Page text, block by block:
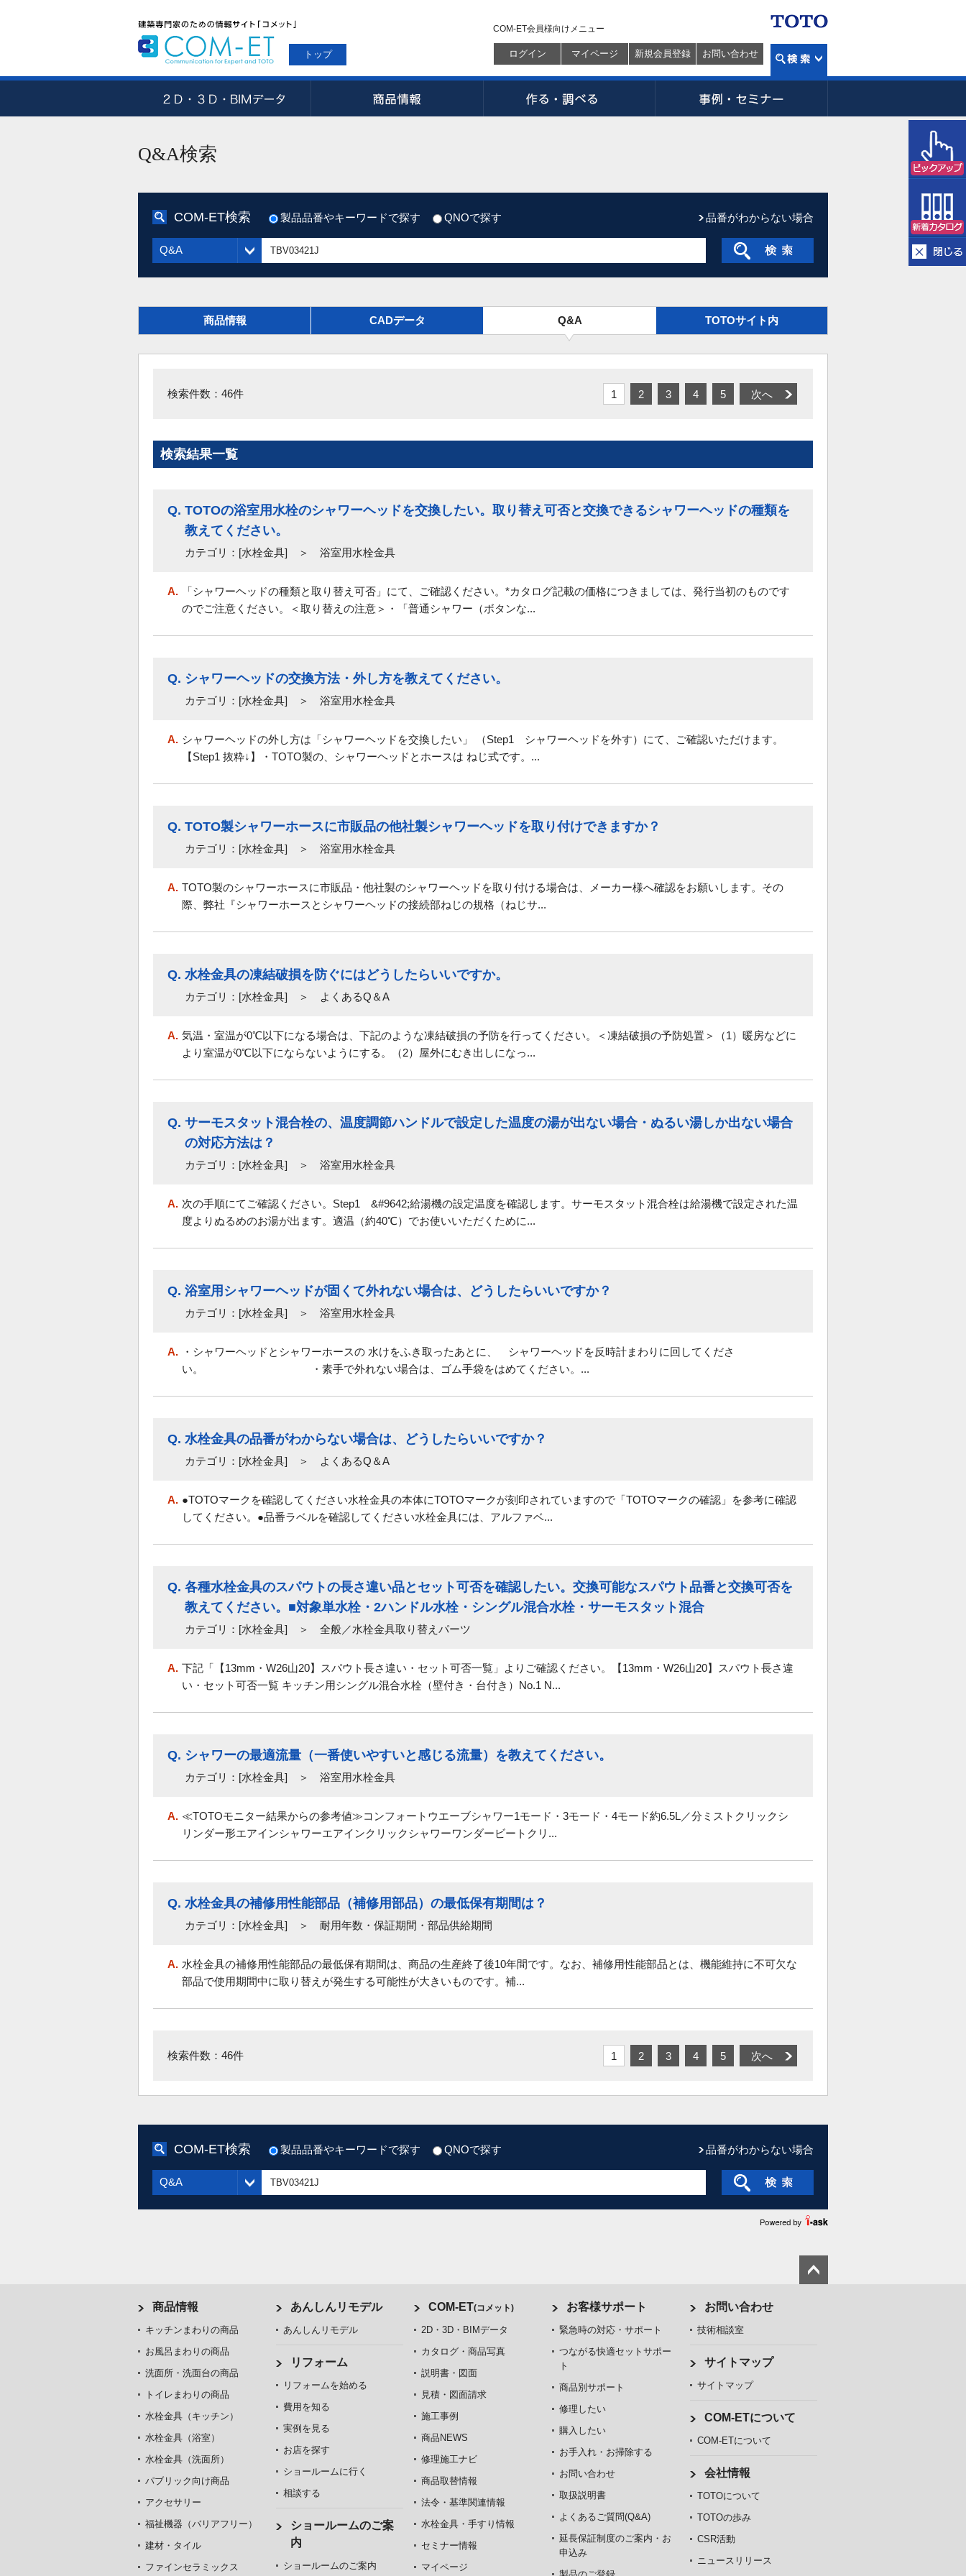
トップ
COM-ET会員様向けメニュー
ログイン マイページ 新規会員登録 お問い合わせ
Q&A検索
COM-ET検索 製品品番やキーワードで探す QNOで探す 品番がわからない場合
Q&A
商品情報 CADデータ Q&A TOTOサイト内
検索件数：46件 1 2 3 4 5 次へ
検索結果一覧
Q. TOTOの浴室用水栓のシャワーヘッドを交換したい。取り替え可否と交換できるシャワーヘッドの種類を
教えてください。
カテゴリ：[水栓金具] ＞ 浴室用水栓金具
A.
「シャワーヘッドの種類と取り替え可否」にて、ご確認ください。*カタログ記載の価格につきましては、発行当初のものです
のでご注意ください。＜取り替えの注意＞・「普通シャワー（ボタンな...
Q. シャワーヘッドの交換方法・外し方を教えてください。
カテゴリ：[水栓金具] ＞ 浴室用水栓金具
A. シャワーヘッドの外し方は「シャワーヘッドを交換したい」 （Step1 シャワーヘッドを外す）にて、ご確認いただけます。
【Step1 抜粋↓】・TOTO製の、シャワーヘッドとホースは ねじ式です。...
Q. TOTO製シャワーホースに市販品の他社製シャワーヘッドを取り付けできますか？
カテゴリ：[水栓金具] ＞ 浴室用水栓金具
A. TOTO製のシャワーホースに市販品・他社製のシャワーヘッドを取り付ける場合は、メーカー様へ確認をお願いします。その
際、弊社『シャワーホースとシャワーヘッドの接続部ねじの規格（ねじサ...
Q. 水栓金具の凍結破損を防ぐにはどうしたらいいですか。
カテゴリ：[水栓金具] ＞ よくあるQ＆A
A. 気温・室温が0℃以下になる場合は、下記のような凍結破損の予防を行ってください。＜凍結破損の予防処置＞（1）暖房などに
より室温が0℃以下にならないようにする。（2）屋外にむき出しになっ...
Q. サーモスタット混合栓の、温度調節ハンドルで設定した温度の湯が出ない場合・ぬるい湯しか出ない場合
の対応方法は？
カテゴリ：[水栓金具] ＞ 浴室用水栓金具
A. 次の手順にてご確認ください。Step1 &#9642;給湯機の設定温度を確認します。サーモスタット混合栓は給湯機で設定された温
度よりぬるめのお湯が出ます。適温（約40℃）でお使いいただくために...
Q. 浴室用シャワーヘッドが固くて外れない場合は、どうしたらいいですか？
カテゴリ：[水栓金具] ＞ 浴室用水栓金具
A.
・シャワーヘッドとシャワーホースの 水けをふき取ったあとに、 シャワーヘッドを反時計まわりに回してくださ
い。 ・素手で外れない場合は、ゴム手袋をはめてください。...
Q. 水栓金具の品番がわからない場合は、どうしたらいいですか？
カテゴリ：[水栓金具] ＞ よくあるQ＆A
A. ●TOTOマークを確認してください水栓金具の本体にTOTOマークが刻印されていますので「TOTOマークの確認」を参考に確認
してください。●品番ラベルを確認してください水栓金具には、アルファベ...
Q. 各種水栓金具のスパウトの長さ違い品とセット可否を確認したい。交換可能なスパウト品番と交換可否を
教えてください。■対象単水栓・2ハンドル水栓・シングル混合水栓・サーモスタット混合
カテゴリ：[水栓金具] ＞ 全般／水栓金具取り替えパーツ
A. 下記「【13mm・W26山20】スパウト長さ違い・セット可否一覧」よりご確認ください。【13mm・W26山20】スパウト長さ違
い・セット可否一覧 キッチン用シングル混合水栓（壁付き・台付き）No.1 N...
Q. シャワーの最適流量（一番使いやすいと感じる流量）を教えてください。
カテゴリ：[水栓金具] ＞ 浴室用水栓金具
A. ≪TOTOモニター結果からの参考値≫コンフォートウエーブシャワー1モード・3モード・4モード約6.5L／分ミストクリックシ
リンダー形エアインシャワーエアインクリックシャワーワンダービートクリ...
Q. 水栓金具の補修用性能部品（補修用部品）の最低保有期間は？
カテゴリ：[水栓金具] ＞ 耐用年数・保証期間・部品供給期間
A. 水栓金具の補修用性能部品の最低保有期間は、商品の生産終了後10年間です。なお、補修用性能部品とは、機能維持に不可欠な
部品で使用期間中に取り替えが発生する可能性が大きいものです。補...
検索件数：46件 1 2 3 4 5 次へ
COM-ET検索 製品品番やキーワードで探す QNOで探す 品番がわからない場合
Q&A
商品情報
キッチンまわりの商品
お風呂まわりの商品
洗面所・洗面台の商品
トイレまわりの商品
水栓金具（キッチン）
水栓金具（浴室）
水栓金具（洗面所）
パブリック向け商品
アクセサリー
福祉機器（バリアフリー）
建材・タイル
ファインセラミックス
あんしんリモデル
あんしんリモデル
リフォーム
リフォームを始める
費用を知る
実例を見る
お店を探す
ショールームに行く
相談する
ショールームのご案
内
ショールームのご案内
COM-ET(コメット)
2D・3D・BIMデータ
カタログ・商品写真
説明書・図面
見積・図面請求
施工事例
商品NEWS
修理施工ナビ
商品取替情報
法令・基準関連情報
水栓金具・手すり情報
セミナー情報
マイページ
お客様サポート
緊急時の対応・サポート
つながる快適セットサポー
ト
商品別サポート
修理したい
購入したい
お手入れ・お掃除する
お問い合わせ
取扱説明書
よくあるご質問(Q&A)
延長保証制度のご案内・お
申込み
お問い合わせ
技術相談室
サイトマップ
サイトマップ
COM-ETについて
COM-ETについて
会社情報
TOTOについて
TOTOの歩み
CSR活動
ニュースリリース